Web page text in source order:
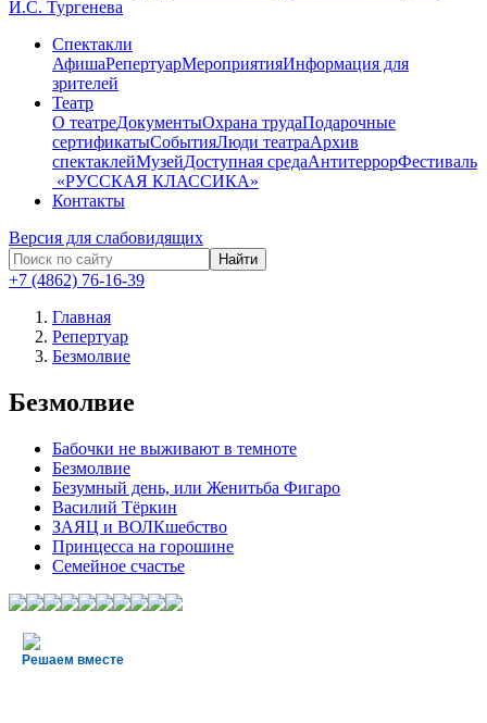
Спектакли
АфишаРепертуарМероприятияИнформация для
зрителей
Театр
О театреДокументыОхрана трудаПодарочные
сертификатыСобытияЛюди театраАрхив
спектаклейМузейДоступная средаАнтитеррорФестиваль
​ «РУССКАЯ КЛАССИКА»
Контакты
Версия для слабовидящих
Найти
+7 (4862) 76-16-39
Главная
Репертуар
Безмолвие
Безмолвие
Бабочки не выживают в темноте
Безмолвие
Безумный день, или Женитьба Фигаро
Василий Тёркин
ЗАЯЦ и ВОЛКшебство
Принцесса на горошине
Семейное счастье
Решаем вместе